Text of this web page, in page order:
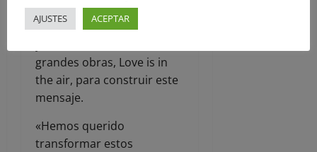
de Banksy -el grafitero
británico-, Niña con globo,
grandes obras, Love is in
the air, para construir este
mensaje.
«Hemos querido
transformar estos
AJUSTES ACEPTAR